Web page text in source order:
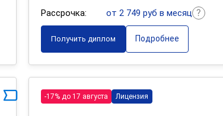
Рассрочка:
от 2 749 руб в месяц
Получить диплом Подробнее
-17% до 17 августа Лицензия